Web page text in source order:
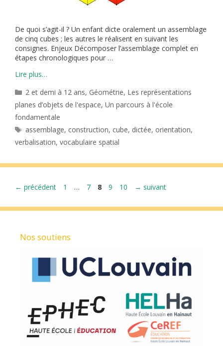
De quoi s’agit-il ? Un enfant dicte oralement un assemblage
de cinq cubes ; les autres le réalisent en suivant les
consignes. Enjeux Décomposer l’assemblage complet en
étapes chronologiques pour …
Lire plus…
Catégories
2 et demi à 12 ans, Géométrie, Les représentations
planes d’objets de l'espace, Un parcours à l'école
fondamentale
Étiquettes
assemblage, construction, cube, dictée, orientation,
verbalisation, vocabulaire spatial
← précédent Page
1 … Page
7 Page
8 Page
9 Page
10 → suivant
Nos soutiens